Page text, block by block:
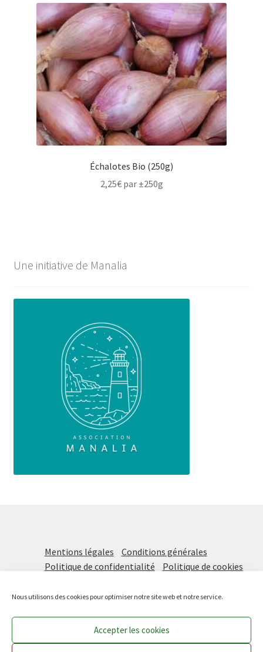
Nous utilisons des cookies pour optimiser notre site web et notre service.
Accepter les cookies
Prochaine distribution vendredi 21 août DE 16H à 18H !
Échalotes Bio (250g)
2,25€ par ±250g
Une initiative de Manalia
Mentions légales
Conditions générales
Politique de confidentialité
Politique de cookies
Les Paniers Solidaires, une initiative deManalia